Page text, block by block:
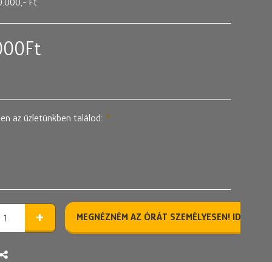
Ft
az üzletünkben találod: *
MEGNÉZNÉM AZ ÓRÁT SZEMÉLYESEN!